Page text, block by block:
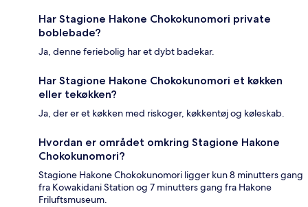
Har Stagione Hakone Chokokunomori private
boblebade?
Ja, denne feriebolig har et dybt badekar.
Har Stagione Hakone Chokokunomori et køkken
eller tekøkken?
Ja, der er et køkken med riskoger, køkkentøj og køleskab.
Hvordan er området omkring Stagione Hakone
Chokokunomori?
Stagione Hakone Chokokunomori ligger kun 8 minutters gang
fra Kowakidani Station og 7 minutters gang fra Hakone
Friluftsmuseum.